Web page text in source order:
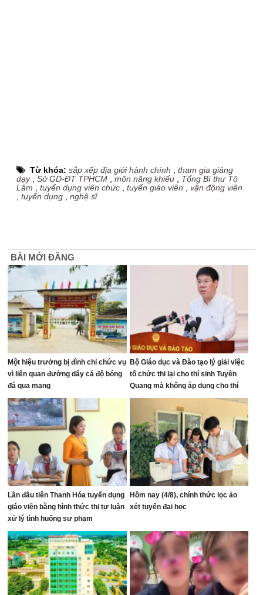
Từ khóa:sắp xếp địa giới hành chính ,tham gia giảng
dạy,Sở GD-ĐT TPHCM ,môn năng khiếu
Tổng Bí thư Tô
Lâm ,tuyển dụng viên chức ,tuyển giáo viên ,vận động viên
,tuyển dụng ,nghệ sĩ
BÀI MỚI ĐĂNG
Một hiệu trưởng bị đình chỉ chức vụ
vì liên quan đường dây cá độ bóng
đá qua mạng
Bộ Giáo dục và Đào tạo lý giải việc
tổ chức thi lại cho thí sinh Tuyên
Quang mà không áp dụng cho thí
sinh Quảng Trị
Lần đầu tiên Thanh Hóa tuyển dụng
giáo viên bằng hình thức thi tự luận
xử lý tình huống sư phạm
Hôm nay (4/8), chính thức lọc ảo
xét tuyển đại học